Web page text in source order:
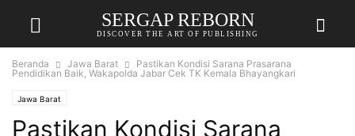
SERGAP REBORN
DISCOVER THE ART OF PUBLISHING
Beranda Jawa Barat
Pastikan Kondisi Sarana Prasarana
Pendidikan Baik, Wakapolda Jabar Cek TK Kemala Bhayangkari
Jawa Barat
Pastikan Kondisi Sarana